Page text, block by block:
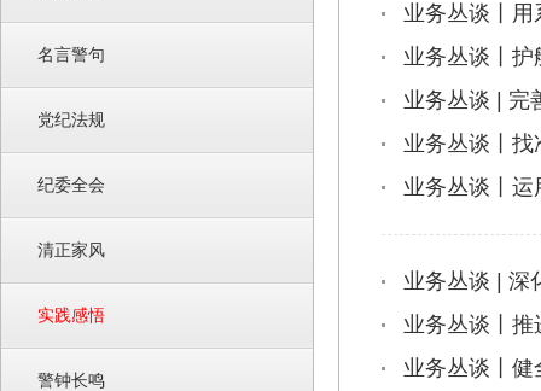
名言警句
党纪法规
纪委全会
清正家风
实践感悟
警钟长鸣
业务丛谈丨
业务丛谈丨
业务丛谈 | 完
业务丛谈丨
业务丛谈丨
业务丛谈 | 深
业务丛谈丨
业务丛谈丨